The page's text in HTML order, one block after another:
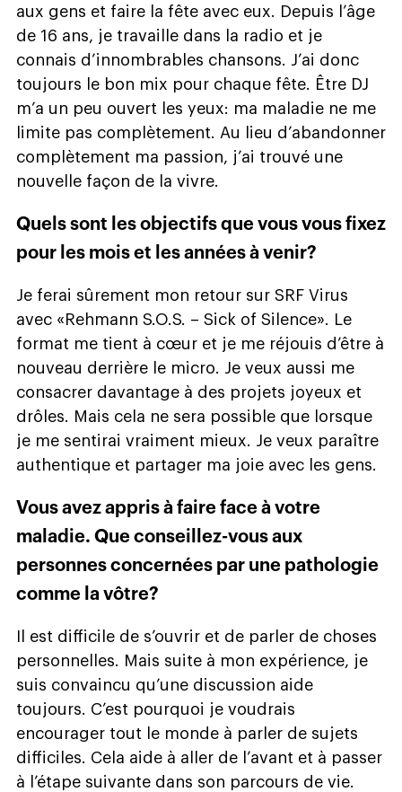
aux gens et faire la fête avec eux. Depuis l’âge
de 16 ans, je travaille dans la radio et je
connais d’innombrables chansons. J’ai donc
toujours le bon mix pour chaque fête. Être DJ
m’a un peu ouvert les yeux: ma maladie ne me
limite pas complètement. Au lieu d’abandonner
complètement ma passion, j’ai trouvé une
nouvelle façon de la vivre.
Quels sont les objectifs que vous vous fixez
pour les mois et les années à venir?
Je ferai sûrement mon retour sur SRF Virus
avec «Rehmann S.O.S. – Sick of Silence». Le
format me tient à cœur et je me réjouis d’être à
nouveau derrière le micro. Je veux aussi me
consacrer davantage à des projets joyeux et
drôles. Mais cela ne sera possible que lorsque
je me sentirai vraiment mieux. Je veux paraître
authentique et partager ma joie avec les gens.
Vous avez appris à faire face à votre
maladie. Que conseillez-vous aux
personnes concernées par une pathologie
comme la vôtre?
Il est difficile de s’ouvrir et de parler de choses
personnelles. Mais suite à mon expérience, je
suis convaincu qu’une discussion aide
toujours. C’est pourquoi je voudrais
encourager tout le monde à parler de sujets
difficiles. Cela aide à aller de l’avant et à passer
à l’étape suivante dans son parcours de vie.